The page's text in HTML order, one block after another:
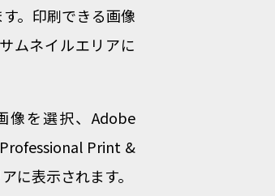
。印刷できる画像
ムネイルエリアに
像を選択、Adobe
Print &
に表示されます。